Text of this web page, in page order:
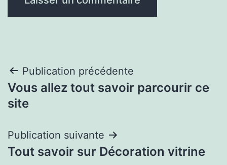
Navigation
de
Publication précédente
Vous allez tout savoir parcourir ce
site
Publication suivante
Tout savoir sur Décoration vitrine